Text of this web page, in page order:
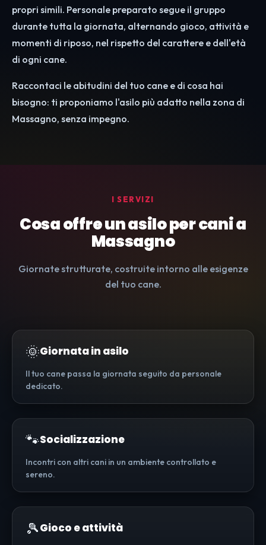
propri simili. Personale preparato segue il gruppo
durante tutta la giornata, alternando gioco, attività e
momenti di riposo, nel rispetto del carattere e dell'età
di ogni cane.
Raccontaci le abitudini del tuo cane e di cosa hai
bisogno: ti proponiamo l'asilo più adatto nella zona di
Massagno, senza impegno.
I SERVIZI
Cosa offre un asilo per cani a
Massagno
Giornate strutturate, costruite intorno alle esigenze
del tuo cane.
🌞Giornata in asilo
Il tuo cane passa la giornata seguito da personale
dedicato.
🐾Socializzazione
Incontri con altri cani in un ambiente controllato e
sereno.
🎾Gioco e attività